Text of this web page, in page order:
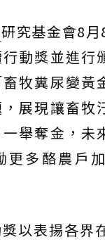
研究基金會8
動獎並進行
牧糞尿變黃
展現讓畜牧
舉奪金，未
更多酪農戶
以表揚各界